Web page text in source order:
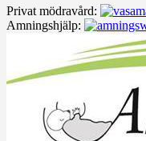
Privat mödravård:
Amningshjälp: